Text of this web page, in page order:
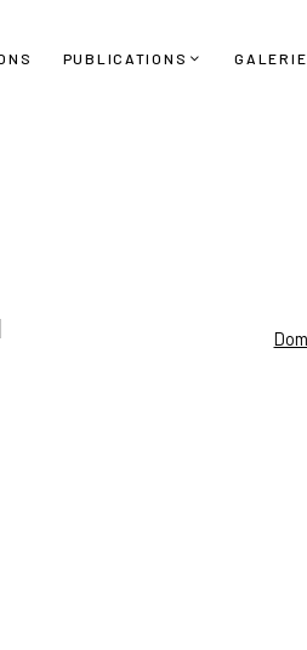
PUBLICATIONS GALERIE